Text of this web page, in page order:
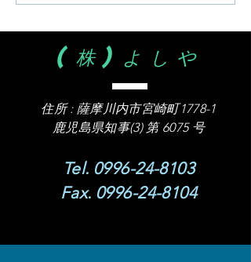
(株)よしや
住所 : 薩摩川内市宮崎町1778-1
​鹿児島県知事(3) 第 6075 号
Tel. 0996-24-8103
Fax. 0996-24-8104